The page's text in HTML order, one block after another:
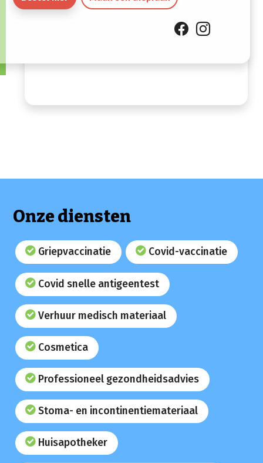
12:30
Gesloten
Onze diensten
Griepvaccinatie Covid-vaccinatie
Covid snelle antigeentest
Verhuur medisch materiaal
Cosmetica
Professioneel gezondheidsadvies
Stoma- en incontinentiemateriaal
Huisapotheker